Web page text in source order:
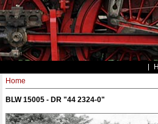
Home
BLW 15005 - DR "44 2324-0"